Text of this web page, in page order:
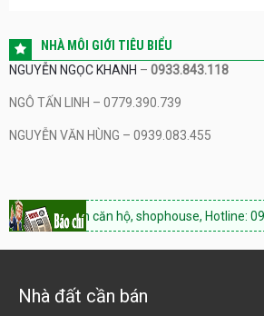
NHÀ MÔI GIỚI TIÊU BIỂU
NGUYỄN NGỌC KHANH – 0933.843.118
NGÔ TẤN LINH – 0779.390.739
NGUYỄN VĂN HÙNG – 0939.083.455
căn hộ, shophouse, Hotline: 0933.843.118
Nhà đất cần bán